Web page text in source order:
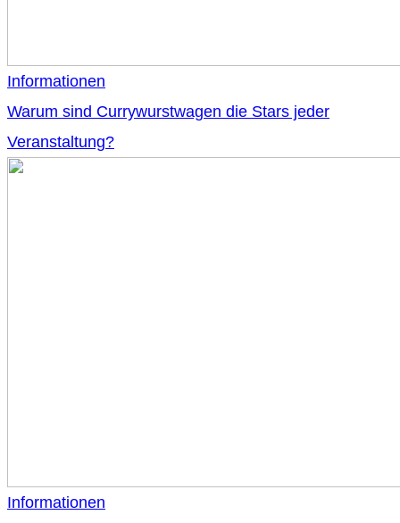
Informationen
Warum sind Currywurstwagen die Stars jeder
Veranstaltung?
Informationen